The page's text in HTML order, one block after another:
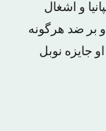
و اشغال
و بر ضد هرگونه
اشغال گری عمل کرد. در سال ۱۹۵۲ او جایزه نوبل